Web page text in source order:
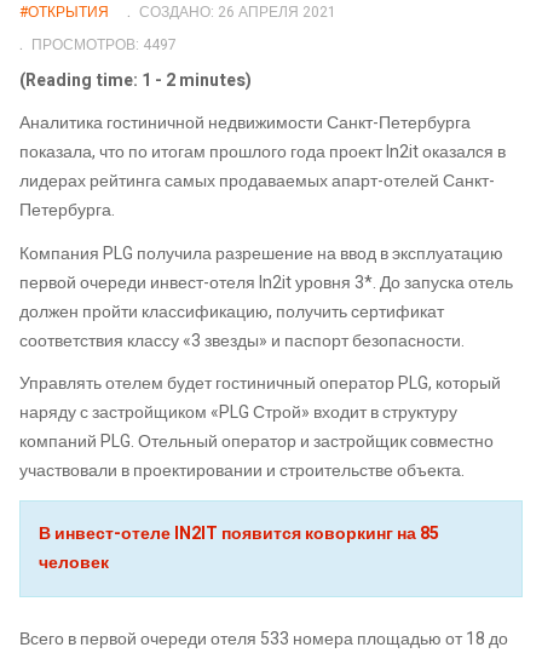
#ОТКРЫТИЯ
СОЗДАНО: 26 АПРЕЛЯ 2021
ПРОСМОТРОВ: 4497
(Reading time: 1 - 2 minutes)
Аналитика гостиничной недвижимости Санкт-Петербурга
показала, что по итогам прошлого года проект In2it оказался в
лидерах рейтинга самых продаваемых апарт-отелей Санкт-
Петербурга.
Компания PLG получила разрешение на ввод в эксплуатацию
первой очереди инвест-отеля In2it уровня 3*. До запуска отель
должен пройти классификацию, получить сертификат
соответствия классу «3 звезды» и паспорт безопасности.
Управлять отелем будет гостиничный оператор PLG, который
наряду с застройщиком «PLG Строй» входит в структуру
компаний PLG. Отельный оператор и застройщик совместно
участвовали в проектировании и строительстве объекта.
В инвест-отеле IN2IT появится коворкинг на 85
человек
Всего в первой очереди отеля 533 номера площадью от 18 до